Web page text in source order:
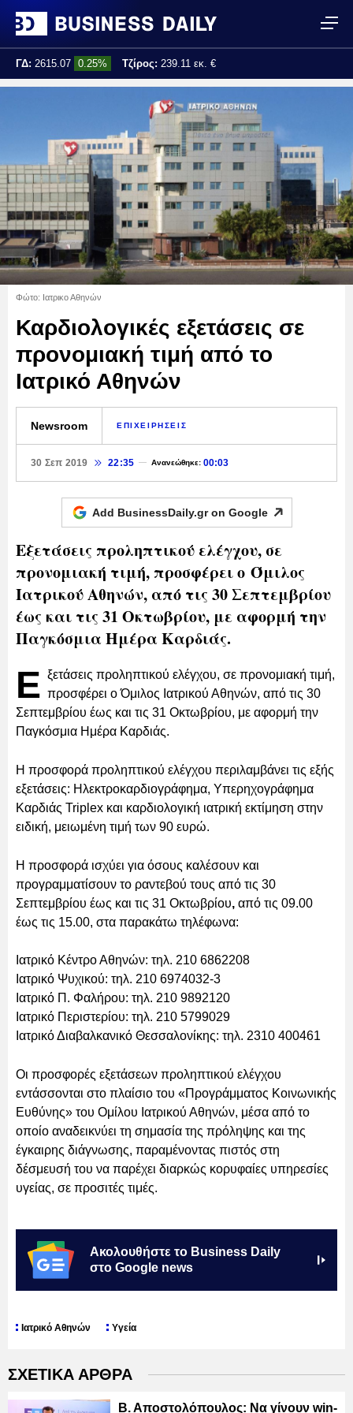
ΓΔ: 2615.07 0.25% Τζίρος: 239.11 εκ. €
Φώτο: Ιατρικο Αθηνών
Καρδιολογικές εξετάσεις σε
προνομιακή τιμή από το
Ιατρικό Αθηνών
Newsroom ΕΠΙΧΕΙΡΗΣΕΙΣ
30 Σεπ 2019 22:35 Ανανεώθηκε: 00:03
Add BusinessDaily.gr on Google
Εξετάσεις προληπτικού ελέγχου, σε
προνομιακή τιμή, προσφέρει ο Όμιλος
Ιατρικού Αθηνών, από τις 30 Σεπτεμβρίου
έως και τις 31 Οκτωβρίου, με αφορμή την
Παγκόσμια Ημέρα Καρδιάς.
Ε ξετάσεις προληπτικού ελέγχου, σε προνομιακή τιμή,
προσφέρει ο Όμιλος Ιατρικού Αθηνών, από τις 30
Σεπτεμβρίου έως και τις 31 Οκτωβρίου, με αφορμή την
Παγκόσμια Ημέρα Καρδιάς.
Η προσφορά προληπτικού ελέγχου περιλαμβάνει τις εξής
εξετάσεις: Ηλεκτροκαρδιογράφημα, Υπερηχογράφημα
Καρδιάς Triplex και καρδιολογική ιατρική εκτίμηση στην
ειδική, μειωμένη τιμή των 90 ευρώ.
Η προσφορά ισχύει για όσους καλέσουν και
προγραμματίσουν το ραντεβού τους από τις 30
Σεπτεμβρίου έως και τις 31 Οκτωβρίου, από τις 09.00
έως τις 15.00, στα παρακάτω τηλέφωνα:
Ιατρικό Κέντρο Αθηνών: τηλ. 210 6862208
Ιατρικό Ψυχικού: τηλ. 210 6974032-3
Ιατρικό Π. Φαλήρου: τηλ. 210 9892120
Ιατρικό Περιστερίου: τηλ. 210 5799029
Ιατρικό Διαβαλκανικό Θεσσαλονίκης: τηλ. 2310 400461
Οι προσφορές εξετάσεων προληπτικού ελέγχου
εντάσσονται στο πλαίσιο του «Προγράμματος Κοινωνικής
Ευθύνης» του Ομίλου Ιατρικού Αθηνών, μέσα από το
οποίο αναδεικνύει τη σημασία της πρόληψης και της
έγκαιρης διάγνωσης, παραμένοντας πιστός στη
δέσμευσή του να παρέχει διαρκώς κορυφαίες υπηρεσίες
υγείας, σε προσιτές τιμές.
Ακολουθήστε το Business Daily
στο Google news
Ιατρικό Αθηνών Υγεία
ΣΧΕΤΙΚΑ ΑΡΘΡΑ
Β. Αποστολόπουλος: Να γίνουν win-